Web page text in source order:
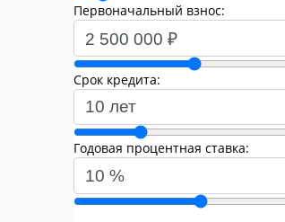
Первоначальный взнос:
Срок кредита:
Годовая процентная ставка: